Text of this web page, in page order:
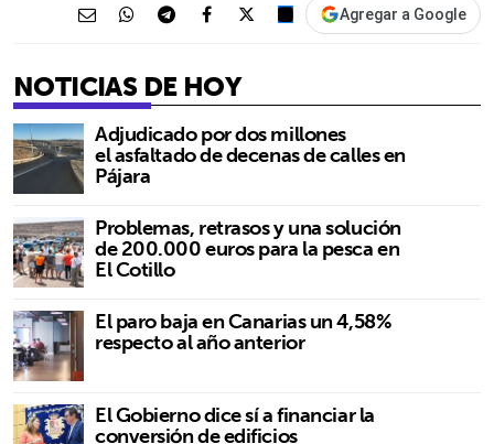
Agregar a Google
NOTICIAS DE HOY
Adjudicado por dos millones
el asfaltado de decenas de calles en
Pájara
Problemas, retrasos y una solución
de 200.000 euros para la pesca en
El Cotillo
El paro baja en Canarias un 4,58%
respecto al año anterior
El Gobierno dice sí a financiar la
conversión de edificios